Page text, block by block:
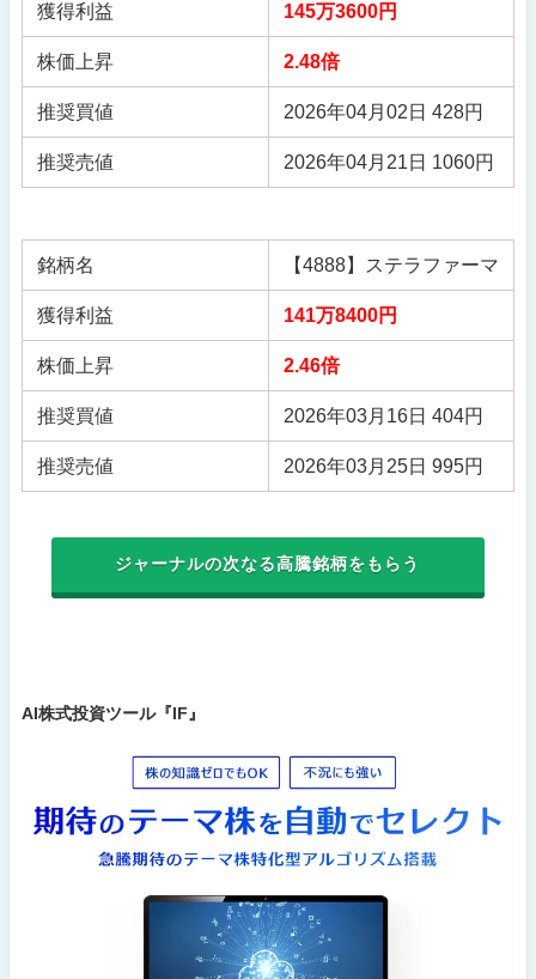
獲得利益 145万3600円
株価上昇 2.48倍
推奨買値 2026年04月02日 428円
推奨売値 2026年04月21日 1060円
銘柄名 【4888】ステラファーマ
獲得利益 141万8400円
株価上昇 2.46倍
推奨買値 2026年03月16日 404円
推奨売値 2026年03月25日 995円
ジャーナルの次なる高騰銘柄をもらう
AI株式投資ツール『IF』